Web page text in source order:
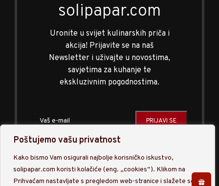
Poštujemo vašu privatnost
Kako bismo Vam osigurali najbolje korisničko iskustvo,
solipapar.com koristi kolačiće (eng. „cookies“). Klikom na
Prihvaćam nastavljate s pregledom web-stranice i slažete se s
solipapar.com
Uronite u svijet kulinarskih priča i
akcija! Prijavite se na naš
Newsletter i uživajte u novostima,
savjetima za kuhanje te
ekskluzivnim pogodnostima.
Upisom na našu listu Newslettra prihvaćate obradu
osobnih podataka sukladnoPolitici privatnosti